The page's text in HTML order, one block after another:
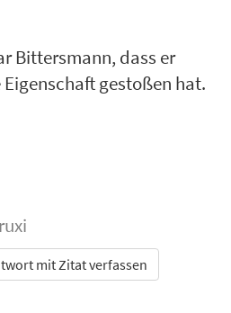
Bittersmann, dass er
gestoßen hat.
mit Zitat verfassen